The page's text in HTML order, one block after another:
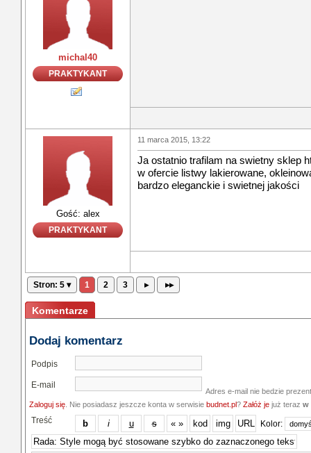
michal40
PRAKTYKANT
Gość: alex
PRAKTYKANT
11 marca 2015, 13:22
Ja ostatnio trafilam na swietny sklep
w ofercie listwy lakierowane,
bardzo eleganckie i swietnej jakości
Stron: 5 ▾ 1 2 3 ▸ ▸▸
Komentarze
Dodaj komentarz
Podpis
E-mail
Adres e-mail nie bedzie
Zaloguj się . Nie posiadasz jeszcze konta w serwisie budnet.pl? Załóż je już teraz w
Treść Kolor: